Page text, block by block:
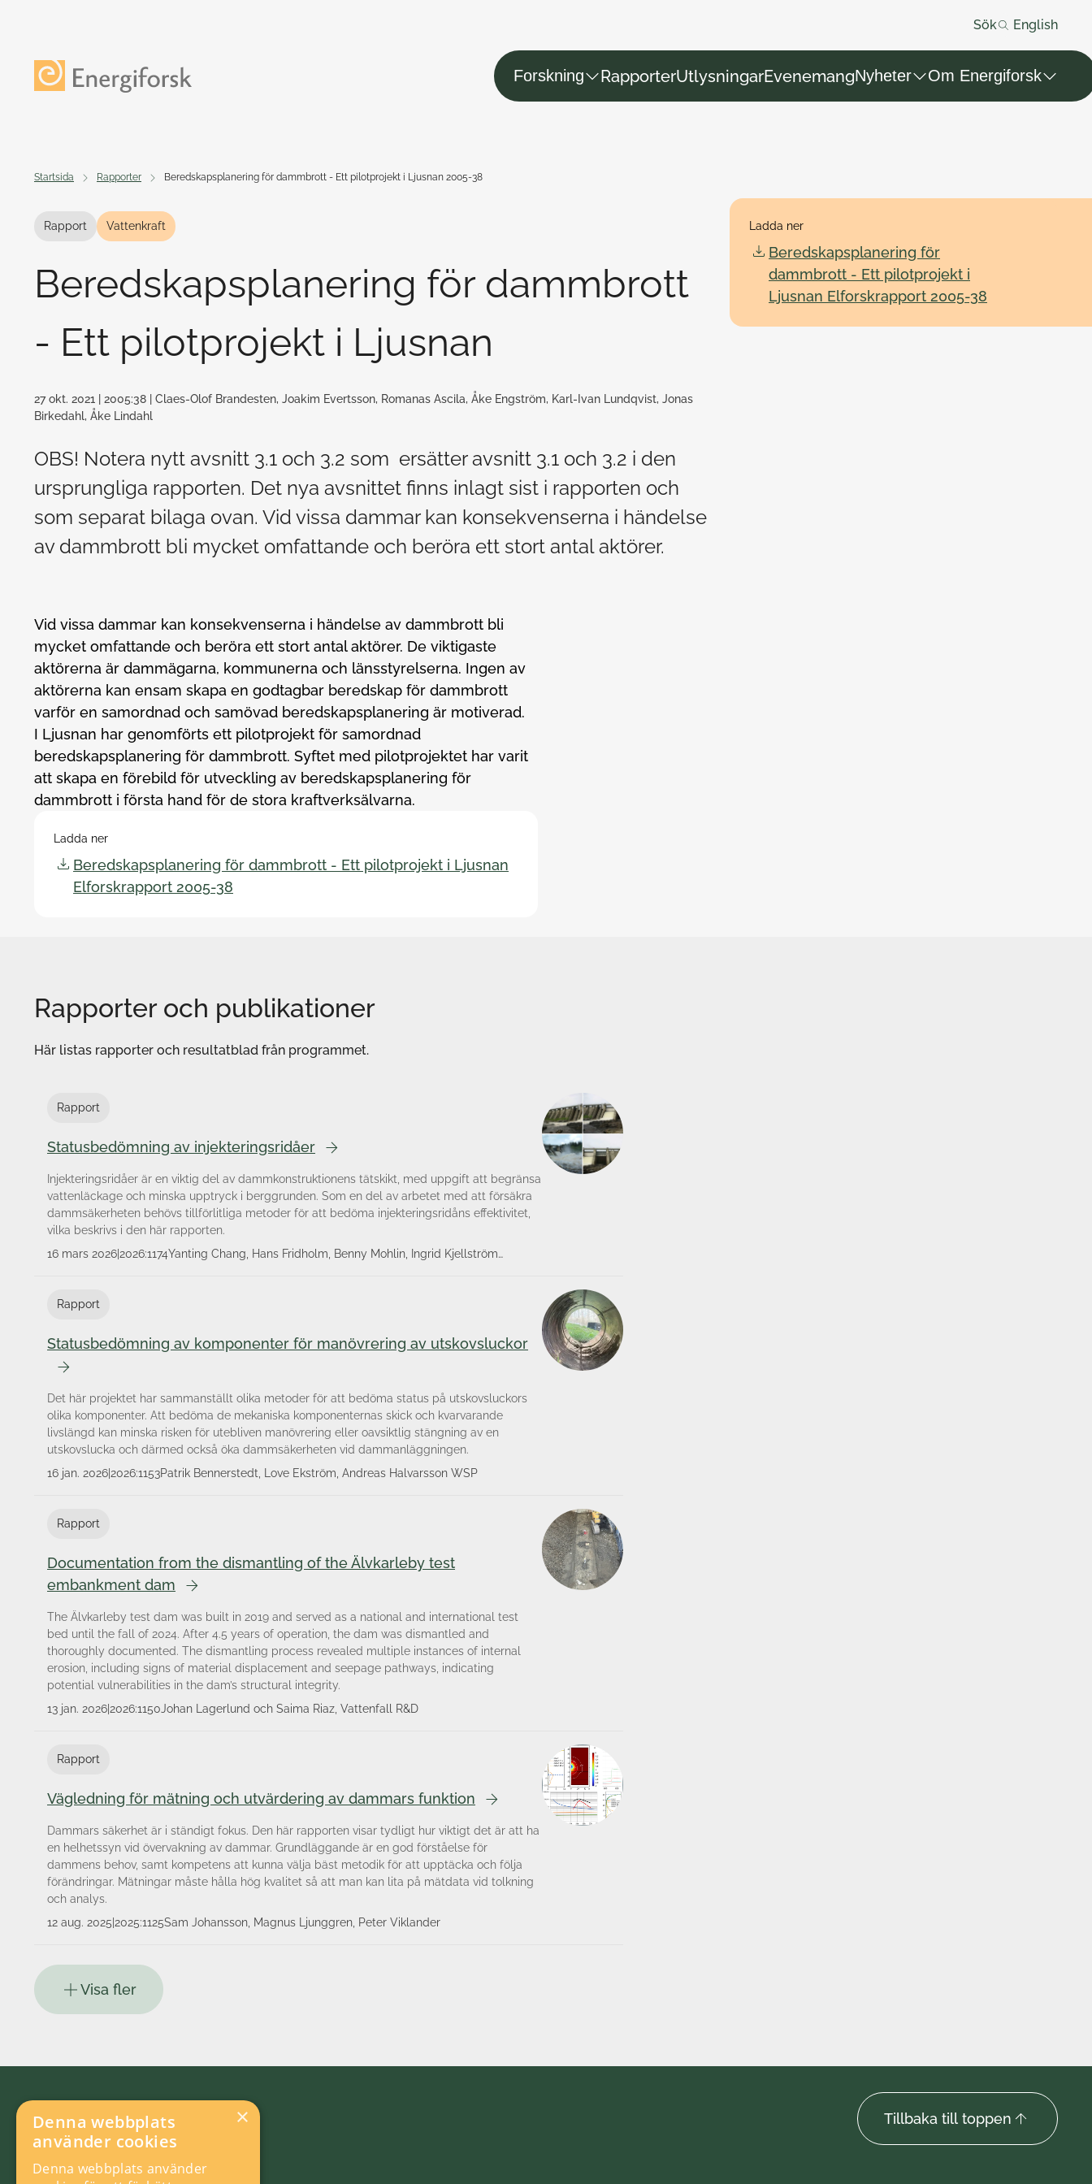
Sök English
Forskning RapporterUtlysningarEvenemangNyheter Om Energiforsk
Startsida Rapporter Beredskapsplanering för dammbrott - Ett pilotprojekt i Ljusnan 2005-38
Rapport Vattenkraft
Beredskapsplanering för dammbrott
- Ett pilotprojekt i Ljusnan
27 okt. 2021 | 2005:38 | Claes-Olof Brandesten, Joakim Evertsson, Romanas Ascila, Åke Engström, Karl-Ivan Lundqvist, Jonas
Birkedahl, Åke Lindahl
OBS! Notera nytt avsnitt 3.1 och 3.2 som ersätter avsnitt 3.1 och 3.2 i den
ursprungliga rapporten. Det nya avsnittet finns inlagt sist i rapporten och
som separat bilaga ovan. Vid vissa dammar kan konsekvenserna i händelse
av dammbrott bli mycket omfattande och beröra ett stort antal aktörer.
Ladda ner
Beredskapsplanering för
dammbrott - Ett pilotprojekt i
Ljusnan Elforskrapport 2005-38
Vid vissa dammar kan konsekvenserna i händelse av dammbrott bli
mycket omfattande och beröra ett stort antal aktörer. De viktigaste
aktörerna är dammägarna, kommunerna och länsstyrelserna. Ingen av
aktörerna kan ensam skapa en godtagbar beredskap för dammbrott
varför en samordnad och samövad beredskapsplanering är motiverad.
I Ljusnan har genomförts ett pilotprojekt för samordnad
beredskapsplanering för dammbrott. Syftet med pilotprojektet har varit
att skapa en förebild för utveckling av beredskapsplanering för
dammbrott i första hand för de stora kraftverksälvarna.
Ladda ner
Beredskapsplanering för dammbrott - Ett pilotprojekt i Ljusnan
Elforskrapport 2005-38
Rapporter och publikationer
Här listas rapporter och resultatblad från programmet.
Rapport
Statusbedömning av injekteringsridåer
Injekteringsridåer är en viktig del av dammkonstruktionens tätskikt, med uppgift att begränsa
vattenläckage och minska upptryck i berggrunden. Som en del av arbetet med att försäkra
dammsäkerheten behövs tillförlitliga metoder för att bedöma injekteringsridåns effektivitet,
vilka beskrivs i den här rapporten.
16 mars 20262026:1174Yanting Chang, Hans Fridholm, Benny Mohlin, Ingrid Kjellström
Rapport
Statusbedömning av komponenter för manövrering av utskovsluckor
Det här projektet har sammanställt olika metoder för att bedöma status på utskovsluckors
olika komponenter. Att bedöma de mekaniska komponenternas skick och kvarvarande
livslängd kan minska risken för utebliven manövrering eller oavsiktlig stängning av en
utskovslucka och därmed också öka dammsäkerheten vid dammanläggningen.
16 jan. 2026 2026:1153Patrik Bennerstedt, Love Ekström, Andreas Halvarsson WSP
Rapport
Documentation from the dismantling of the Älvkarleby test
embankment dam
The Älvkarleby test dam was built in 2019 and served as a national and international test
bed until the fall of 2024. After 4.5 years of operation, the dam was dismantled and
thoroughly documented. The dismantling process revealed multiple instances of internal
erosion, including signs of material displacement and seepage pathways, indicating
potential vulnerabilities in the dam’s structural integrity.
13 jan. 2026 2026:1150Johan Lagerlund och Saima Riaz, Vattenfall R&D
Rapport
Vägledning för mätning och utvärdering av dammars funktion
Dammars säkerhet är i ständigt fokus. Den här rapporten visar tydligt hur viktigt det är att ha
en helhetssyn vid övervakning av dammar. Grundläggande är en god förståelse för
dammens behov, samt kompetens att kunna välja bäst metodik för att upptäcka och följa
förändringar. Mätningar måste hålla hög kvalitet så att man kan lita på mätdata vid tolkning
och analys.
12 aug. 2025 2025:1125 Sam Johansson, Magnus Ljunggren, Peter Viklander
Visa fler
Tillbaka till toppen
×
Denna webbplats
använder cookies
Denna webbplats använder